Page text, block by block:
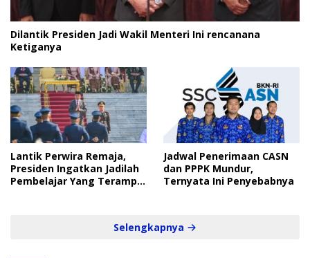
Dilantik Presiden Jadi Wakil Menteri Ini rencanana
Ketiganya
Lantik Perwira Remaja,
Presiden Ingatkan Jadilah
Pembelajar Yang Terampil
Jadwal Penerimaan CASN
dan PPPK Mundur,
Ternyata Ini Penyebabnya
Selengkapnya